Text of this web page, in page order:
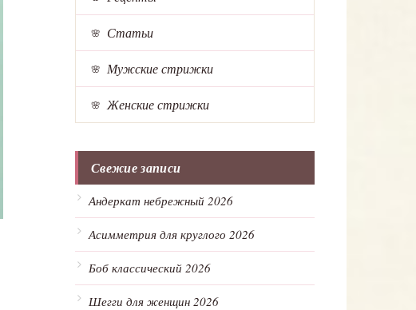
Статьи
Мужские стрижки
Женские стрижки
Свежие записи
Андеркат небрежный 2026
Асимметрия для круглого 2026
Боб классический 2026
Шегги для женщин 2026